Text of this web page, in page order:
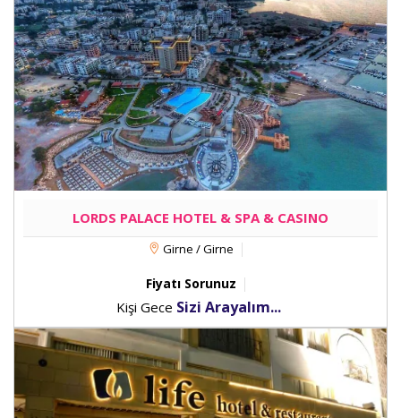
LORDS PALACE HOTEL & SPA & CASINO
Girne / Girne
Fiyatı Sorunuz
Kişi Gece Sizi Arayalım...